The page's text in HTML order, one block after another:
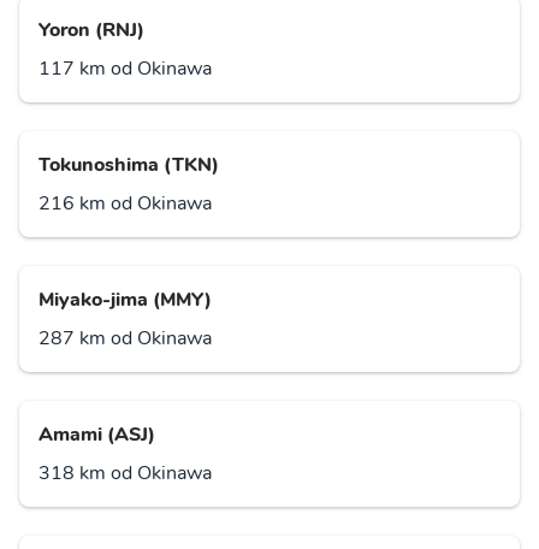
Yoron (RNJ)
117 km od Okinawa
Tokunoshima (TKN)
216 km od Okinawa
Miyako-jima (MMY)
287 km od Okinawa
Amami (ASJ)
318 km od Okinawa